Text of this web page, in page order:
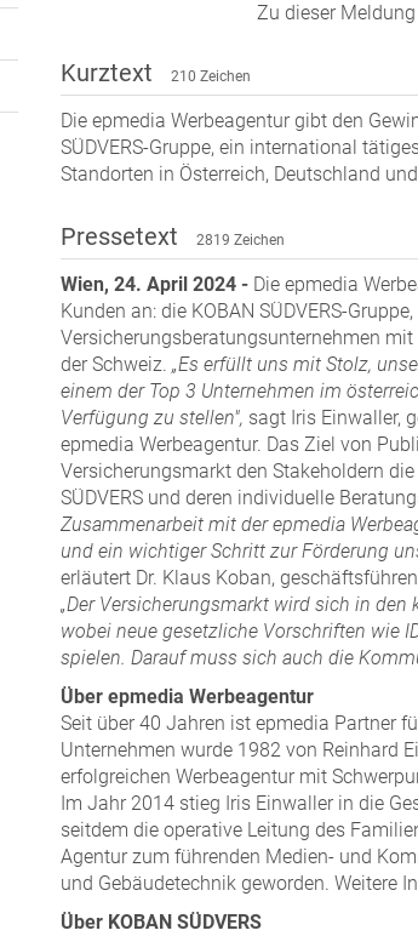
Zu dieser
Kurztext 210 Zeichen
Die epmedia Werbeagentur gibt den
SÜDVERS-Gruppe, ein international
Standorten in Österreich, Deutschland
Pressetext 2819 Zeichen
Wien, 24. April 2024 - Die epmedia
Kunden an: die KOBAN SÜDVERS-
Versicherungsberatungsunternehmen
der Schweiz. „Es erfüllt uns mit Stolz,
einem der Top 3 Unternehmen im
Verfügung zu stellen", sagt Iris Einwaller,
epmedia Werbeagentur. Das Ziel von
Versicherungsmarkt den Stakeholdern
SÜDVERS und deren individuelle
Zusammenarbeit mit der epmedia
und ein wichtiger Schritt zur Förderung
erläutert Dr. Klaus Koban,
„Der Versicherungsmarkt wird sich in
wobei neue gesetzliche Vorschriften wie
spielen. Darauf muss sich auch die
Über epmedia Werbeagentur
Seit über 40 Jahren ist epmedia Partner
Unternehmen wurde 1982 von Reinhard
erfolgreichen Werbeagentur mit
Im Jahr 2014 stieg Iris Einwaller in die
seitdem die operative Leitung des
Agentur zum führenden Medien- und
und Gebäudetechnik geworden. Weitere
Über KOBAN SÜDVERS